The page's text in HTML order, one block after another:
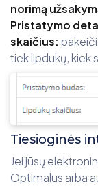
norimą
Pristatymo
skaičius:
tiek lipdukų, kiek
Tiesioginės
Jei jūsų
Optimalus arba